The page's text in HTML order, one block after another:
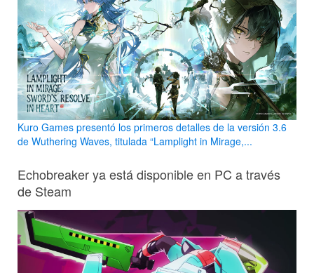
Kuro Games presentó los primeros detalles de la versión 3.6
de Wuthering Waves, titulada “Lamplight in Mirage,...
Echobreaker ya está disponible en PC a través
de Steam